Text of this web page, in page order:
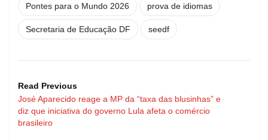
Pontes para o Mundo 2026 prova de idiomas
Secretaria de Educação DF seedf
Read Previous
José Aparecido reage a MP da “taxa das blusinhas” e
diz que iniciativa do governo Lula afeta o comércio
brasileiro